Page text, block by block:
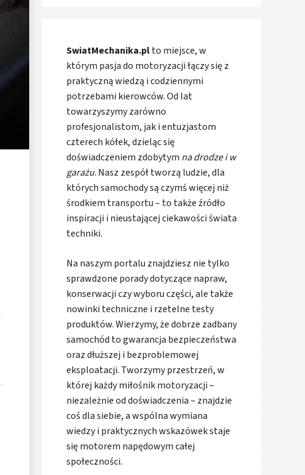
SwiatMechanika.plto miejsce, w
którym pasja do motoryzacji łączy się z
praktyczną wiedzą i codziennymi
potrzebami kierowców. Od lat
towarzyszymy zarówno
profesjonalistom, jak i entuzjastom
czterech kółek, dzieląc się
doświadczeniem zdobytym na drodze i w
garażu. Nasz zespół tworzą ludzie, dla
których samochody są czymś więcej niż
środkiem transportu – to także źródło
inspiracji i nieustającej ciekawości świata
techniki.
Na naszym portalu znajdziesz nie tylko
sprawdzone porady dotyczące napraw,
konserwacji czy wyboru części, ale także
nowinki techniczne i rzetelne testy
produktów. Wierzymy, że dobrze zadbany
samochód to gwarancja bezpieczeństwa
oraz dłuższej i bezproblemowej
eksploatacji. Tworzymy przestrzeń, w
której każdy miłośnik motoryzacji –
niezależnie od doświadczenia – znajdzie
coś dla siebie, a wspólna wymiana
wiedzy i praktycznych wskazówek staje
się motorem napędowym całej
społeczności.